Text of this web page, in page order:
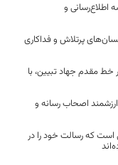
اطلاع‌رسانی و
پرتلاش و فداکاری
مقدم جهاد تبیین، با
اصحاب رسانه و
است که رسالت خود را در